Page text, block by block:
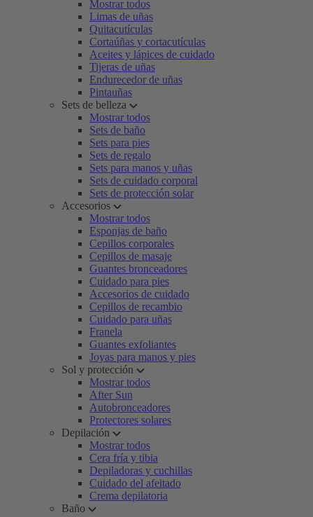
Mostrar todos
Limas de uñas
Quitacutículas
Cortaúñas y cortacutículas
Aceites y lápices de cuidado
Tijeras de uñas
Endurecedor de uñas
Pintauñas
Sets de belleza
Mostrar todos
Sets de baño
Sets para pies
Sets de regalo
Sets para manos y uñas
Sets de cuidado corporal
Sets de protección solar
Accesorios
Mostrar todos
Esponjas de baño
Cepillos corporales
Cepillos de masaje
Guantes bronceadores
Cuidado para pies
Accesorios de cuidado
Cepillos de recambio
Cuidado para uñas
Franela
Guantes exfoliantes
Joyas para manos y pies
Sol y protección
Mostrar todos
After Sun
Autobronceadores
Protectores solares
Depilación
Mostrar todos
Cera fría y tibia
Depiladoras y cuchillas
Cuidado del afeitado
Crema depilatoria
Baño